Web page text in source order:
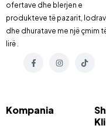
ofertave dhe blerjen e
produkteve të pazarit,
dhe dhuratave me një çmim
lirë .
Kompania